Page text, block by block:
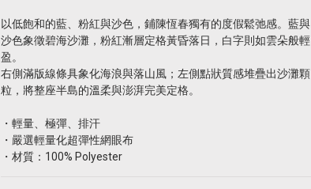
以低飽和的藍、粉紅與沙色，鋪陳恆春獨有的度假鬆弛感。藍與
沙色象徵碧海沙灘，粉紅漸層定格黃昏落日，白字則如雲朵般輕
盈。
右側滿版線條具象化海浪與落山風；左側點狀質感堆疊出沙灘顆
粒，將整座半島的溫柔與澎湃完美定格。
・輕量、極彈、排汗
・嚴選輕量化超彈性網眼布
・材質：100% Polyester